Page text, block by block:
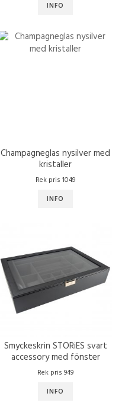
INFO
Champagneglas nysilver med
kristaller
Rek pris 1049
INFO
Smyckeskrin STORiES svart
accessory med fönster
Rek pris 949
INFO